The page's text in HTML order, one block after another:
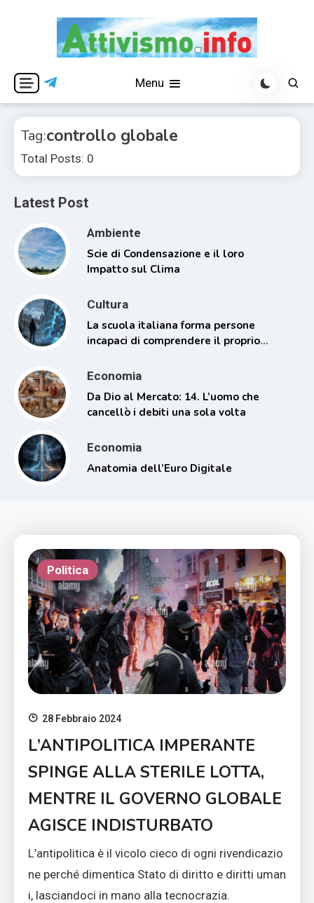
Attivismo.info
Menu
Tag:controllo globale
Total Posts: 0
Latest Post
Ambiente
Scie di Condensazione e il loro
Impatto sul Clima
Cultura
La scuola italiana forma persone
incapaci di comprendere il proprio
Economia
Da Dio al Mercato: 14. L’uomo che
cancellò i debiti una sola volta
Economia
Anatomia dell’Euro Digitale
Politica
28 Febbraio 2024
L’ANTIPOLITICA IMPERANTE
SPINGE ALLA STERILE LOTTA,
MENTRE IL GOVERNO GLOBALE
AGISCE INDISTURBATO
L’antipolitica è il vicolo cieco di ogni rivendicazio
ne perché dimentica Stato di diritto e diritti uman
i, lasciandoci in mano alla tecnocrazia.